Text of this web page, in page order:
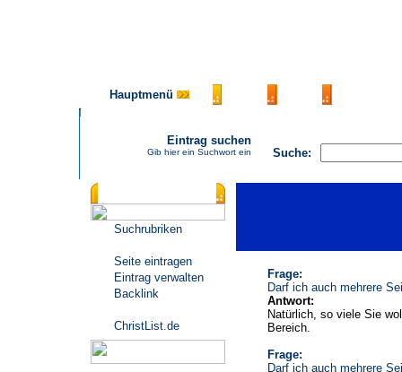
Hauptmenü
Suche:
Eintrag suchen
Gib hier ein Suchwort ein
Suchrubriken
Seite eintragen
Eintrag verwalten
Backlink
ChristList.de
Frage:
Darf ich auch mehrere
Antwort:
Natürlich, so viele Sie
Bereich.
Frage:
Darf ich auch mehrere